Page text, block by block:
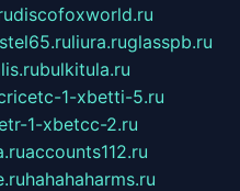
discofoxworld.ru
liura.ruglasspb.ru
bulkitula.ru
1-xbetti-5.ru
1-xbetcc-2.ru
accounts112.ru
hahahaharms.ru